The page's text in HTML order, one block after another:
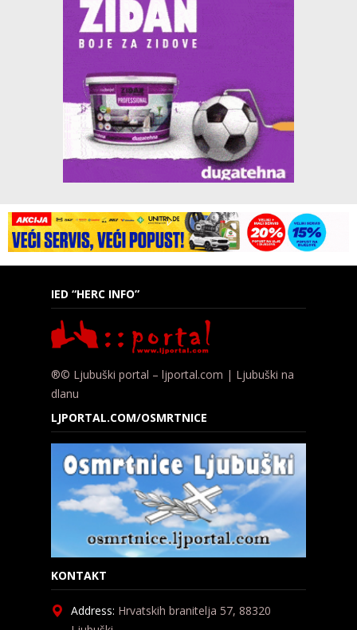
IED “HERC INFO”
®© Ljubuški portal – ljportal.com | Ljubuški na
dlanu
LJPORTAL.COM/OSMRTNICE
KONTAKT
Address: Hrvatskih branitelja 57, 88320